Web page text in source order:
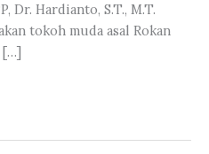
Dr. Hardianto, S.T., M.T.
tokoh muda asal Rokan
[…]